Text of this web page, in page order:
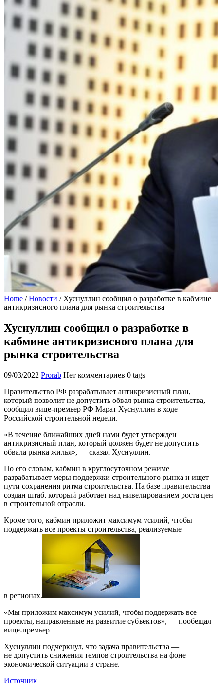
Home /Новости / Хуснуллин сообщил о разработке в кабмине
антикризисного плана для рынка строительства
Хуснуллин сообщил о разработке в
кабмине антикризисного плана для
рынка строительства
09/03/2022 Prorab Нет комментариев 0 tags
Правительство РФ разрабатывает антикризисный план,
который позволит не допустить обвал рынка строительства,
сообщил вице-премьер РФ Марат Хуснуллин в ходе
Российской строительной недели.
«В течение ближайших дней нами будет утвержден
антикризисный план, который должен будет не допустить
обвала рынка жилья», — сказал Хуснуллин.
По его словам, кабмин в круглосуточном режиме
разрабатывает меры поддержки строительного рынка и ищет
пути сохранения ритма строительства. На базе правительства
создан штаб, который работает над нивелированием роста цен
в строительной отрасли.
Кроме того, кабмин приложит максимум усилий, чтобы
поддержать все проекты строительства, реализуемые
в регионах.
«Мы приложим максимум усилий, чтобы поддержать все
проекты, направленные на развитие субъектов», — пообещал
вице-премьер.
Хуснуллин подчеркнул, что задача правительства —
не допустить снижения темпов строительства на фоне
экономической ситуации в стране.
Источник